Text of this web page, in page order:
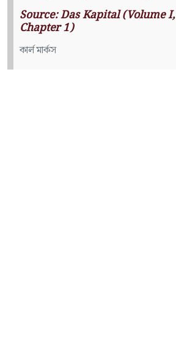
Source: Das Kapital (Volume I,
Chapter 1)
কার্ল মার্কস